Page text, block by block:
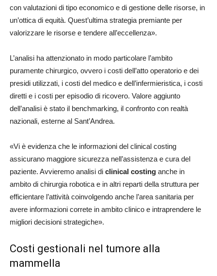
con valutazioni di tipo economico e di gestione delle risorse, in
un’ottica di equità. Quest’ultima strategia premiante per
valorizzare le risorse e tendere all’eccellenza».
L’analisi ha attenzionato in modo particolare l’ambito
puramente chirurgico, ovvero i costi dell’atto operatorio e dei
presidi utilizzati, i costi del medico e dell’infermieristica, i costi
diretti e i costi per episodio di ricovero. Valore aggiunto
dell’analisi è stato il benchmarking, il confronto con realtà
nazionali, esterne al Sant’Andrea.
«Vi è evidenza che le informazioni del clinical costing
assicurano maggiore sicurezza nell’assistenza e cura del
paziente. Avvieremo analisi di clinical costing anche in
ambito di chirurgia robotica e in altri reparti della struttura per
efficientare l’attività coinvolgendo anche l’area sanitaria per
avere informazioni correte in ambito clinico e intraprendere le
migliori decisioni strategiche».
Costi gestionali nel tumore alla
mammella